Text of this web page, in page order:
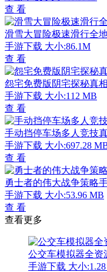
查 看
滑雪大冒险极速滑行全
手游下载 大小:86.1M
查 看
怨宅免费版阴宅探秘真
手游下载 大小:112 MB
查 看
手动挡停车场多人竞技
手游下载 大小:697.28
查 看
勇士者的伟大战争策略
手游下载 大小:53.96 MB
查 看
查看更多
公交车模拟器全资
手游下载 大小